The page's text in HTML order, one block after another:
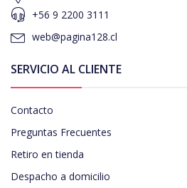
+56 9 2200 3111
web@pagina128.cl
SERVICIO AL CLIENTE
Contacto
Preguntas Frecuentes
Retiro en tienda
Despacho a domicilio